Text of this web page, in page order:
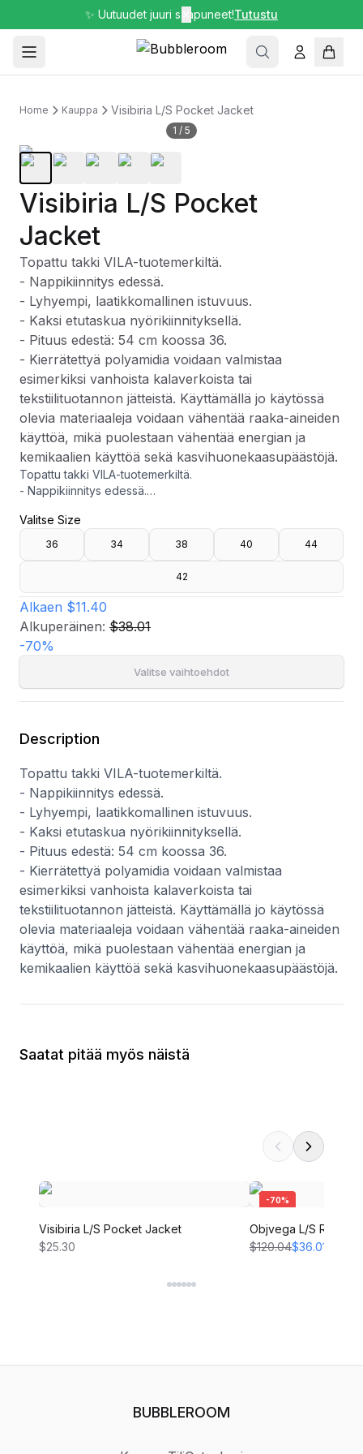
✨ Uutuudet juuri saapuneet!Tutustu
Home Kauppa Visibiria L/S Pocket Jacket
1 / 5
Visibiria L/S Pocket
Jacket
Topattu takki VILA-tuotemerkiltä.
- Nappikiinnitys edessä.
- Lyhyempi, laatikkomallinen istuvuus.
- Kaksi etutaskua nyörikiinnityksellä.
- Pituus edestä: 54 cm koossa 36.
- Kierrätettyä polyamidia voidaan valmistaa
esimerkiksi vanhoista kalaverkoista tai
tekstiilituotannon jätteistä. Käyttämällä jo käytössä
olevia materiaaleja voidaan vähentää raaka-aineiden
käyttöä, mikä puolestaan vähentää energian ja
kemikaalien käyttöä sekä kasvihuonekaasupäästöjä.
Topattu takki VILA-tuotemerkiltä.
- Nappikiinnitys edessä.
- Kaksi etutaskua nyörikiinnityksellä.
- Pituus edestä: 54 cm koossa 36.
- Kierrätettyä polyamidia voidaan valmistaa esimerkiksi
vanhoista kalaverkoista tai tekstiilituotannon jätteistä.
Käyttämällä jo käytössä olevia materiaaleja voidaan
vähentää raaka-aineiden käyttöä, mikä puolestaan vähentää
energian ja kemikaalien käyttöä sekä
kasvihuonekaasupäästöjä.
Valitse Size
36 34 38 40 44
42
Alkaen $11.40
Alkuperäinen: $38.01
-70%
Valitse vaihtoehdot
Description
Topattu takki VILA-tuotemerkiltä.
- Nappikiinnitys edessä.
- Lyhyempi, laatikkomallinen istuvuus.
- Kaksi etutaskua nyörikiinnityksellä.
- Pituus edestä: 54 cm koossa 36.
- Kierrätettyä polyamidia voidaan valmistaa
esimerkiksi vanhoista kalaverkoista tai
tekstiilituotannon jätteistä. Käyttämällä jo käytössä
olevia materiaaleja voidaan vähentää raaka-aineiden
käyttöä, mikä puolestaan vähentää energian ja
kemikaalien käyttöä sekä kasvihuonekaasupäästöjä.
Saatat pitää myös näistä
Visibiria L/S Pocket Jacket
$25.30
-70%
Objvega L/S RE
$120.04$36.01
BUBBLEROOM